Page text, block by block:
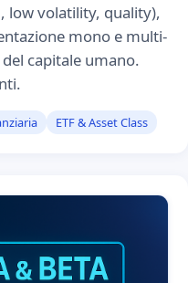
low volatility, quality),
mono e multi-
capitale umano.
ETF & Asset Class